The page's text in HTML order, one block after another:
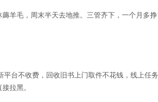
毛，周末半天去地推。三管齐下，一个月多挣
不收费，回收旧书上门取件不花钱，线上任
拉黑。